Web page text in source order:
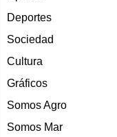
Deportes
Sociedad
Cultura
Gráficos
Somos Agro
Somos Mar